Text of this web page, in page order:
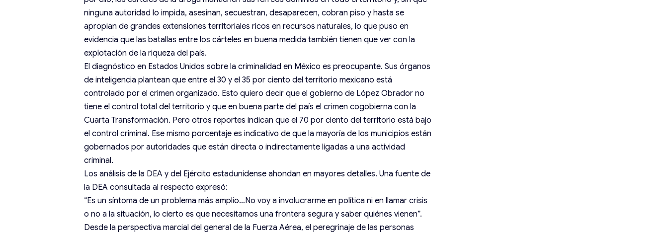
ninguna autoridad lo impida, asesinan, secuestran, desaparecen, cobran piso y hasta se
apropian de grandes extensiones territoriales ricos en recursos naturales, lo que puso en
evidencia que las batallas entre los cárteles en buena medida también tienen que ver con la
explotación de la riqueza del país.
El diagnóstico en Estados Unidos sobre la criminalidad en México es preocupante. Sus órganos
de inteligencia plantean que entre el 30 y el 35 por ciento del territorio mexicano está
controlado por el crimen organizado. Esto quiero decir que el gobierno de López Obrador no
tiene el control total del territorio y que en buena parte del país el crimen cogobierna con la
Cuarta Transformación. Pero otros reportes indican que el 70 por ciento del territorio está bajo
el control criminal. Ese mismo porcentaje es indicativo de que la mayoría de los municipios están
gobernados por autoridades que están directa o indirectamente ligadas a una actividad
criminal.
Los análisis de la DEA y del Ejército estadunidense ahondan en mayores detalles. Una fuente de
la DEA consultada al respecto expresó:
“Es un síntoma de un problema más amplio…No voy a involucrarme en política ni en llamar crisis
o no a la situación, lo cierto es que necesitamos una frontera segura y saber quiénes vienen”.
Desde la perspectiva marcial del general de la Fuerza Aérea, el peregrinaje de las personas